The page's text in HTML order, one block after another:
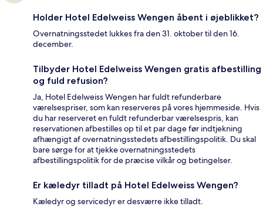
Holder Hotel Edelweiss Wengen åbent i øjeblikket?
Overnatningsstedet lukkes fra den 31. oktober til den 16.
december.
Tilbyder Hotel Edelweiss Wengen gratis afbestilling
og fuld refusion?
Ja, Hotel Edelweiss Wengen har fuldt refunderbare
værelsespriser, som kan reserveres på vores hjemmeside. Hvis
du har reserveret en fuldt refunderbar værelsespris, kan
reservationen afbestilles op til et par dage før indtjekning
afhængigt af overnatningsstedets afbestillingspolitik. Du skal
bare sørge for at tjekke overnatningsstedets
afbestillingspolitik for de præcise vilkår og betingelser.
Er kæledyr tilladt på Hotel Edelweiss Wengen?
Kæledyr og servicedyr er desværre ikke tilladt.